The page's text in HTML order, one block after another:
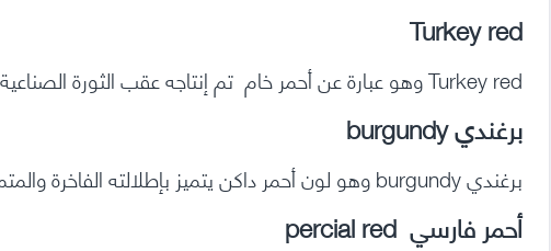
Turkey red
Turkey red وهو عبارة عن أحمر خام تم إنتاجه عقب الثورة الصناعية في تركيا ويستخدم في صناعة المنسوجات
برغندي burgundy
برغندي burgundy وهو لون أحمر داكن يتميز بإطلالته الفاخرة والمتميزة وهو يميل إلى اللون الأرجواني الداكن المحمر
أحمر فارسي percial red